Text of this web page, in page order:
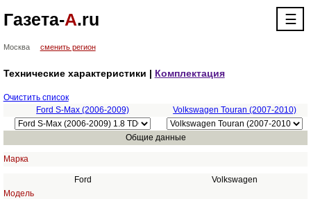
Газета-А.ru ☰
Москва сменить регион
Технические характеристики | Комплектация
Очистить список
Ford S-Max (2006-2009)
Volkswagen Touran (2007-2010)
Общие данные
Марка
Ford
Volkswagen
Модель